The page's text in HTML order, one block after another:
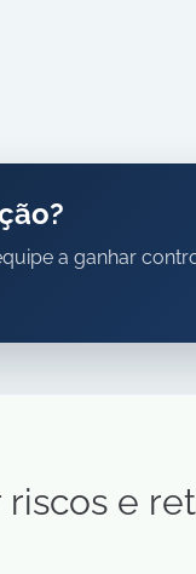
a ganhar
e